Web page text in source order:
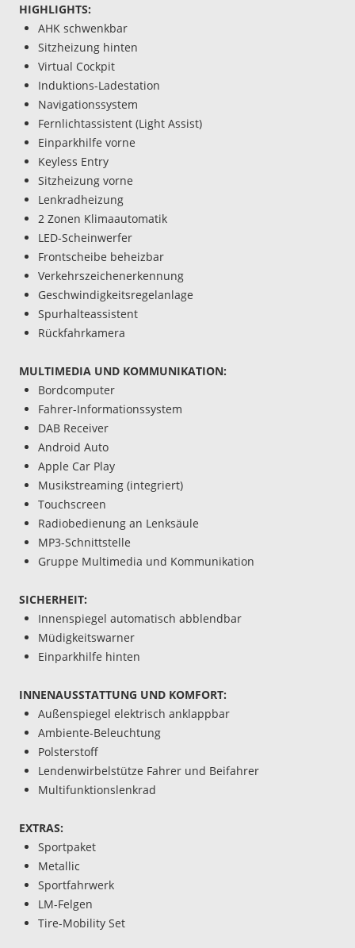
HIGHLIGHTS:
AHK schwenkbar
Sitzheizung hinten
Virtual Cockpit
Induktions-Ladestation
Navigationssystem
Fernlichtassistent (Light Assist)
Einparkhilfe vorne
Keyless Entry
Sitzheizung vorne
Lenkradheizung
2 Zonen Klimaautomatik
LED-Scheinwerfer
Frontscheibe beheizbar
Verkehrszeichenerkennung
Geschwindigkeitsregelanlage
Spurhalteassistent
Rückfahrkamera
MULTIMEDIA UND KOMMUNIKATION:
Bordcomputer
Fahrer-Informationssystem
DAB Receiver
Android Auto
Apple Car Play
Musikstreaming (integriert)
Touchscreen
Radiobedienung an Lenksäule
MP3-Schnittstelle
Gruppe Multimedia und Kommunikation
SICHERHEIT:
Innenspiegel automatisch abblendbar
Müdigkeitswarner
Einparkhilfe hinten
INNENAUSSTATTUNG UND KOMFORT:
Außenspiegel elektrisch anklappbar
Ambiente-Beleuchtung
Polsterstoff
Lendenwirbelstütze Fahrer und Beifahrer
Multifunktionslenkrad
EXTRAS:
Sportpaket
Metallic
Sportfahrwerk
LM-Felgen
Tire-Mobility Set